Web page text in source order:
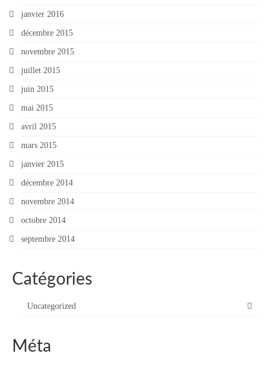
janvier 2016
décembre 2015
novembre 2015
juillet 2015
juin 2015
mai 2015
avril 2015
mars 2015
janvier 2015
décembre 2014
novembre 2014
octobre 2014
septembre 2014
Catégories
Uncategorized
Méta